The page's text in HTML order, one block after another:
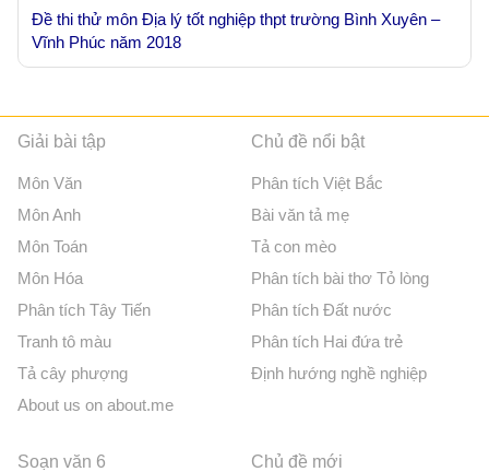
Đề thi thử môn Địa lý tốt nghiệp thpt trường Bình Xuyên –
Vĩnh Phúc năm 2018
Giải bài tập
Môn Văn
Môn Anh
Môn Toán
Môn Hóa
Phân tích Tây Tiến
Tranh tô màu
Tả cây phượng
About us on about.me
Chủ đề nổi bật
Phân tích Việt Bắc
Bài văn tả mẹ
Tả con mèo
Phân tích bài thơ Tỏ lòng
Phân tích Đất nước
Phân tích Hai đứa trẻ
Định hướng nghề nghiệp
Soạn văn 6 Chủ đề mới